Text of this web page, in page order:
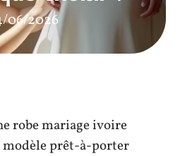
06/2026
robe mariage ivoire
modèle prêt-à-porter